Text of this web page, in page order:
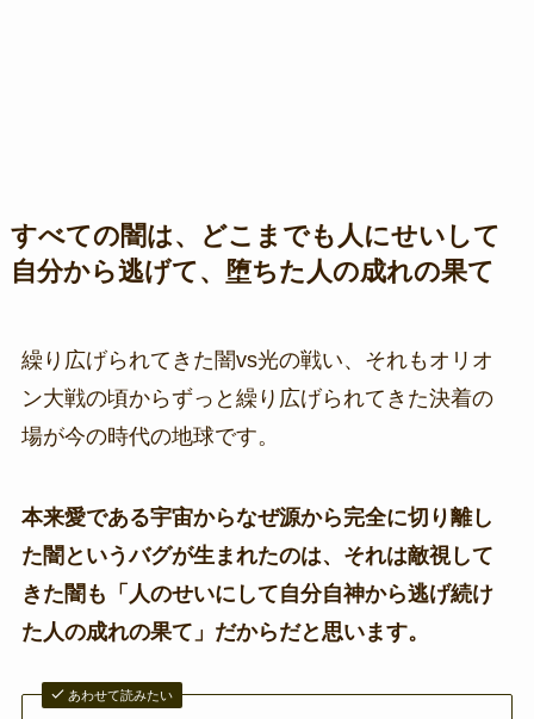
すべての闇は、どこまでも人にせいして
自分から逃げて、堕ちた人の成れの果て
繰り広げられてきた闇vs光の戦い、それもオリオ
ン大戦の頃からずっと繰り広げられてきた決着の
場が今の時代の地球です。
本来愛である宇宙からなぜ源から完全に切り離し
た闇というバグが生まれたのは、それは敵視して
きた闇も「人のせいにして自分自神から逃げ続け
た人の成れの果て」だからだと思います。
あわせて読みたい